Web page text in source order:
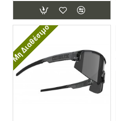
Μη Διαθέσιμο